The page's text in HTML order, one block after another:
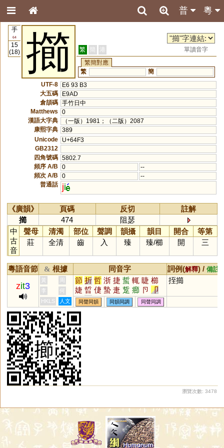
粵
普
手
64
15
(18)
擳 繁 簡 港
單讀音字
繁簡對應
繁
簡
UTF-8
E6 93 B3
大五碼
E9AD
倉頡碼 手竹日中
Matthews
0
漢語大字典
（一版）1981；（二版）2087
康熙字典 389
Unicode
U+64F3
GB2312
四角號碼 5802.7
頻序 A/B
0
--
頻次 A/B
0
--
普通話
ji
《廣韻》 頁碼 反切
註解
擳
474
阻瑟
中
古
音
聲母 清濁 部位 聲調 韻攝 韻目 開合
等第
莊
全清 齒 入 臻 臻/櫛 開 三
粵語音節 & 根據 同音字 詞例(解釋) / 備註
zit3
黃 周 節 折 哲 浙 捷 蜇 輒 睫 櫛
婕 晢 倢 蟄 疌 踅 癤 卪 卩
硩 砓 幯 尐 瀄 楶 淛 悊 扻
岊
挃擳
李
何
HKLS
人文 同聲同韻 同韻同調 同聲同調
瀏覽次數: 3478